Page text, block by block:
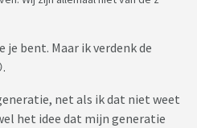
bent. Maar ik verdenk de
net als ik dat niet weet
het idee dat mijn generatie